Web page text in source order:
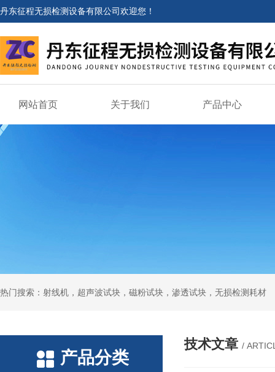
丹东征程无损检测设备有限公司欢迎您！
网站首页 关于我们 产品中心
热门搜索：射线机，超声波试块，磁粉试块，渗透试块，无损检测耗材
产品分类
技术文章 /